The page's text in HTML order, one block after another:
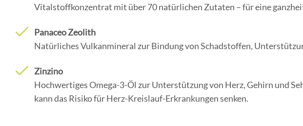
Vitalstoffkonzentrat mit über 70 natürlichen Zutaten – für eine
Panaceo Zeolith
Natürliches Vulkanmineral zur Bindung von Schadstoffen,
Zinzino
Hochwertiges Omega-3-Öl zur Unterstützung von Herz, Gehirn und
kann das Risiko für Herz-Kreislauf-Erkrankungen senken.